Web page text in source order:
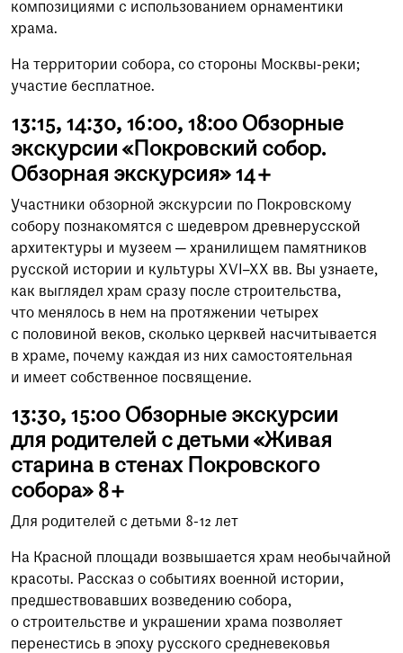
композициями с использованием орнаментики
храма.
На территории собора, со стороны Москвы-реки;
участие бесплатное.
13:15, 14:30, 16:00, 18:00 Обзорные
экскурсии «Покровский собор.
Обзорная экскурсия» 14+
Участники обзорной экскурсии по Покровскому
собору познакомятся с шедевром древнерусской
архитектуры и музеем — хранилищем памятников
русской истории и культуры XVI–XX вв. Вы узнаете,
как выглядел храм сразу после строительства,
что менялось в нем на протяжении четырех
с половиной веков, сколько церквей насчитывается
в храме, почему каждая из них самостоятельная
и имеет собственное посвящение.
13:30, 15:00 Обзорные экскурсии
для родителей с детьми «Живая
старина в стенах Покровского
собора» 8+
Для родителей с детьми 8-12 лет
На Красной площади возвышается храм необычайной
красоты. Рассказ о событиях военной истории,
предшествовавших возведению собора,
о строительстве и украшении храма позволяет
перенестись в эпоху русского средневековья